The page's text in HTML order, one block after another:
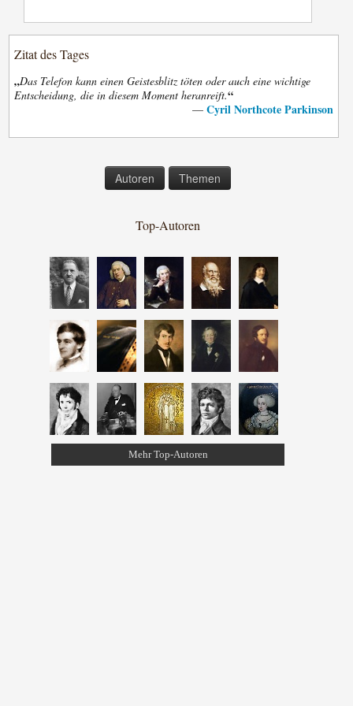
Zitat des Tages
„Das Telefon kann einen Geistesblitz töten oder auch eine wichtige
Entscheidung, die in diesem Moment heranreift.“
— Cyril Northcote Parkinson
Autoren Themen
Top-Autoren
Mehr Top-Autoren